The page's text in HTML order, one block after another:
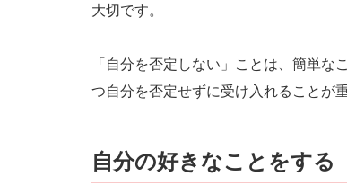
大切です。
「自分を否定しない」ことは、簡単
つ自分を否定せずに受け入れることが
自分の好きなことをする